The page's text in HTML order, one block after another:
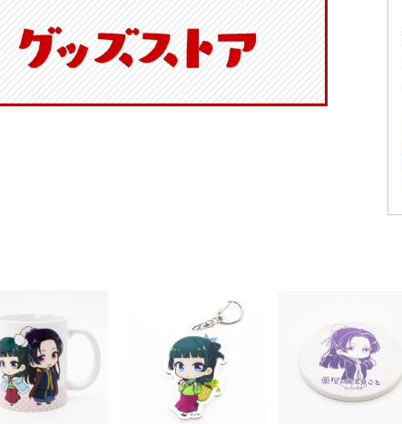
込)
3,300円
(送料別・税込)
2,970円
(送料別・税込)
2,200円